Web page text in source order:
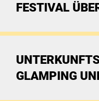
FESTIVAL
GLAMPING